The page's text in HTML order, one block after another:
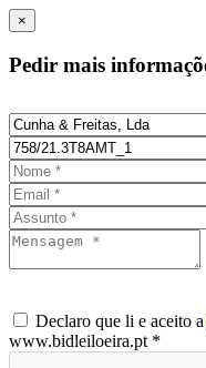
×
Pedir mais
Declaro que li e aceito a
www.bidleiloeira.pt *